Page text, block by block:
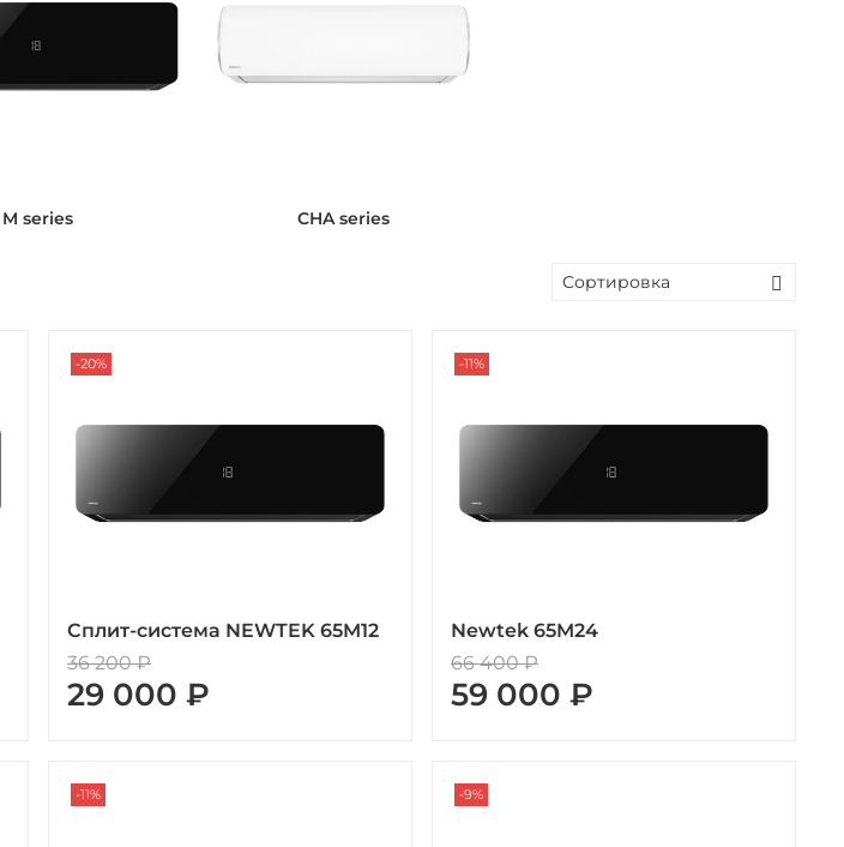
M series CHA series
-20%
Сплит-система NEWTEK 65M12
36 200 ₽
29 000 ₽
-11%
Newtek 65M24
66 400 ₽
59 000 ₽
-11% -9%